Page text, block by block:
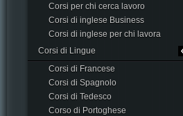
Corsi per chi cerca lavoro
Corsi di inglese Business
Corsi di inglese per chi lavora
Corsi di Lingue
Corsi di Francese
Corsi di Spagnolo
Corsi di Tedesco
Corso di Portoghese